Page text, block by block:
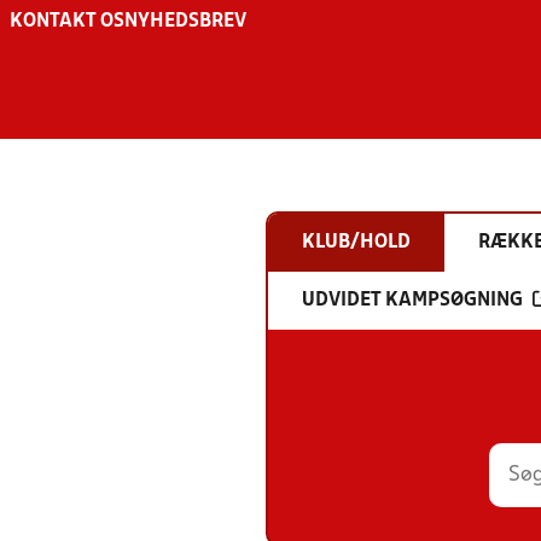
KONTAKT OS NYHEDSBREV
KLUB/HOLD
UDVIDET KAMPSØGNING